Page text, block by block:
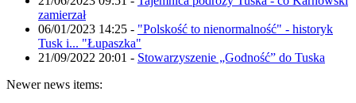
zamierzał
06/01/2023 14:25 - "Polskość to nienormalność" - historyk
Tusk i... "Łupaszka"
21/09/2022 20:01 - Stowarzyszenie „Godność” do Tuska
Newer news items: